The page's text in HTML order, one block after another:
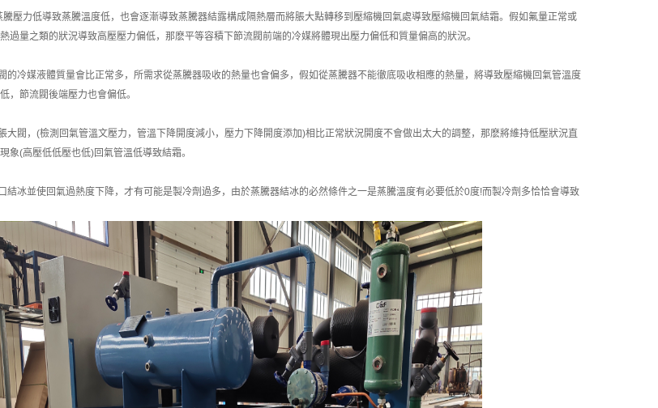
力低導致蒸騰溫度低，也會逐漸導致蒸騰器結露構成隔熱層而將脹大點轉移到壓縮機回氣處導致壓縮機回氣結霜。假如氟量正常或
過量之類的狀況導致高壓壓力偏低，那麽平等容積下節流閥前端的冷媒將體現出壓力偏低和質量偏高的狀況。
冷媒液體質量會比正常多，所需求從蒸騰器吸收的熱量也會偏多，假如從蒸騰器不能徹底吸收相應的熱量，將導致壓縮機回氣管溫度
，節流閥後端壓力也會偏低。
閥，(檢測回氣管溫文壓力，管溫下降開度減小，壓力下降開度添加)相比正常狀況開度不會做出太大的調整，那麽將維持低壓狀況直
象(高壓低低壓也低)回氣管溫低導致結霜。
冰並使回氣過熱度下降，才有可能是製冷劑過多，由於蒸騰器結冰的必然條件之一是蒸騰溫度有必要低於0度!而製冷劑多恰恰會導致